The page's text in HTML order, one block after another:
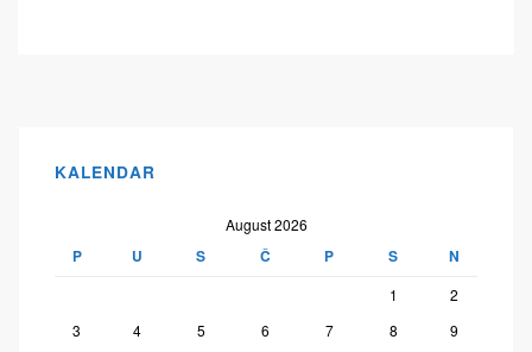
KALENDAR
August 2026
P U S Č P S N
1
2
3
4 5 6 7 8
9